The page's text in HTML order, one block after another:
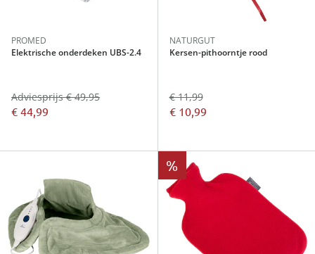
PROMED
Elektrische onderdeken UBS-2.4
€ 44,99
Adviesprijs € 49,95
NATURGUT
Kersen-pithoorntje rood
€ 11,99
€ 10,99
%